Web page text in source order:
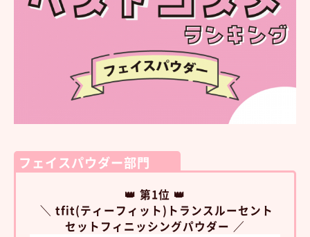
フェイスパウダー部門
👑 第1位 👑
＼ tfit(ティーフィット)トランスルーセント
セットフィニッシングパウダー ／